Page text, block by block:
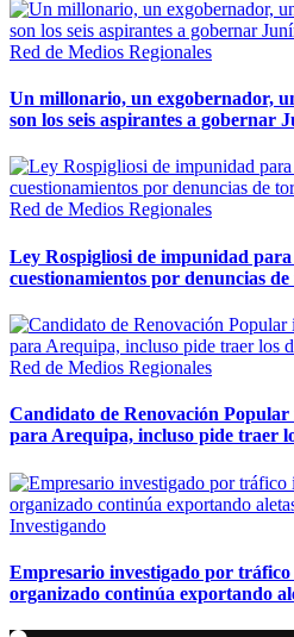
Red de Medios Regionales
Un millonario, un exgobernador,
son los seis aspirantes a gobernar
Red de Medios Regionales
Ley Rospigliosi de impunidad
cuestionamientos por denuncias
Red de Medios Regionales
Candidato de Renovación Popular
para Arequipa, incluso pide traer
Investigando
Empresario investigado por tráfico
organizado continúa exportando